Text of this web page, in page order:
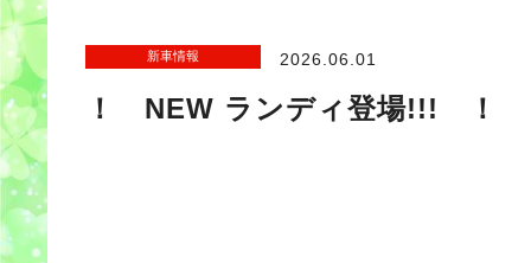
新車情報 2026.06.01
！ NEW ランディ登場!!! ！